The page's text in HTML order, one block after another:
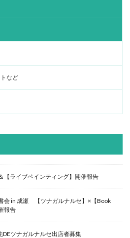
など
ライブペインティング】開催報告
会 in 成瀬 【ツナガルナルセ】×【Book
報告
ツナガルナルセ出店者募集